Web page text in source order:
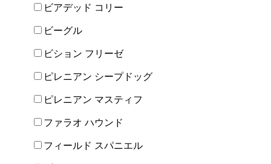
ビアデッド コリー
ビーグル
ビション フリーゼ
ピレニアン シープドッグ
ピレニアン マスティフ
ファラオ ハウンド
フィールド スパニエル